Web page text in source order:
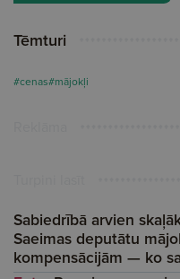
Tēmturi
#cenas#mājokļi
Sabiedrībā arvien
Saeimas deputātu
kompensācijām — ko